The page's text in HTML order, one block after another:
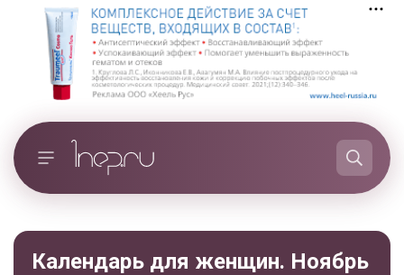
Календарь для женщин. Ноябрь